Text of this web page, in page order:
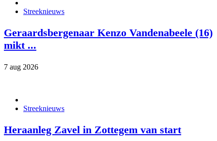
Streeknieuws
Geraardsbergenaar Kenzo Vandenabeele (16)
mikt ...
7 aug 2026
Streeknieuws
Heraanleg Zavel in Zottegem van start